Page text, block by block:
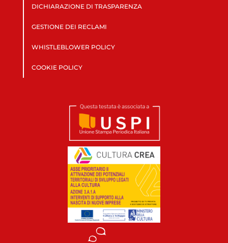
DICHIARAZIONE DI TRASPARENZA
GESTIONE DEI RECLAMI
WHISTLEBLOWER POLICY
COOKIE POLICY